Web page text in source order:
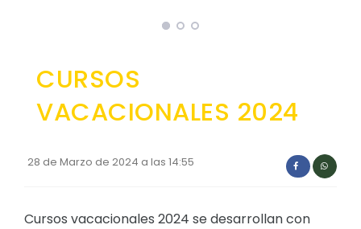
CURSOS
VACACIONALES 2024
28 de Marzo de 2024 a las 14:55
Cursos vacacionales 2024 se desarrollan con